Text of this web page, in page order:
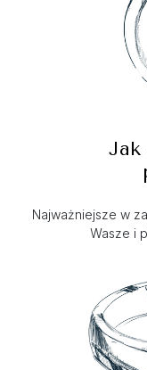
Jak
Najważniejsze w
Wasze i